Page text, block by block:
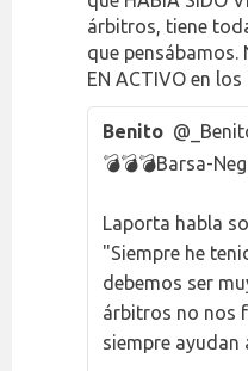
árbitros, tiene
que pensábamos.
EN ACTIVO en
Benito
💣💣💣Barsa-
Laporta habla
"Siempre he
debemos ser
árbitros no nos
siempre ayudan